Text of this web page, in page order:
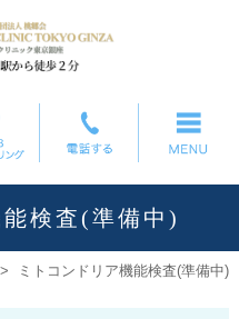
検査(準備中)
> ミトコンドリア機能検査(準備中)